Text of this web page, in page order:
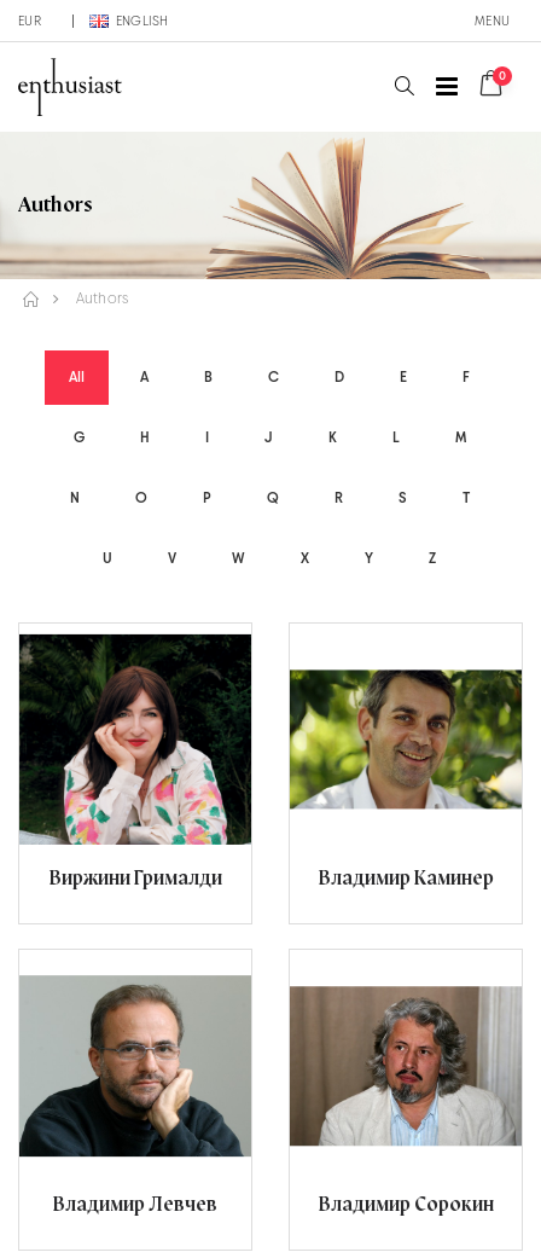
EUR ENGLISH MENU
0
Authors
Authors
All A B C D E F
G H I J K L M
N O P Q R S T
U V W X Y Z
Виржини Грималди Владимир Каминер
Владимир Левчев Владимир Сорокин